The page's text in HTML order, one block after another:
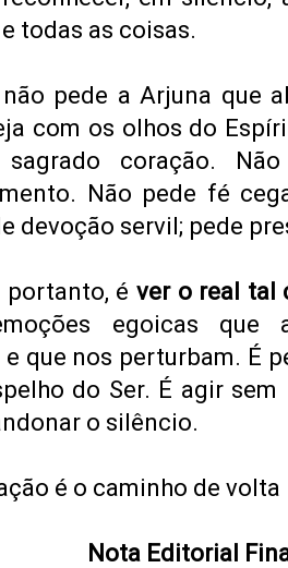
todas as coisas.
pede a Arjuna que
com os olhos do
sagrado coração.
Não pede fé
devoção servil; pede
portanto, é ver o real tal
egoicas que
que nos perturbam. É
do Ser. É agir
o silêncio.
é o caminho de volta
Nota Editorial